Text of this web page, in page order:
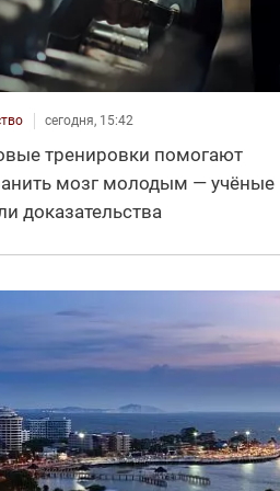
сегодня, 15:42
тренировки помогают
мозг молодым — учёные
доказательства